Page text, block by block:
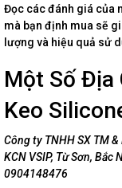
Đọc các đánh giá của
mà bạn định mua sẽ
lượng và hiệu quả sử
Một Số Địa
Keo
Công ty TNHH SX TM
KCN VSIP, Từ Sơn,
0904148476